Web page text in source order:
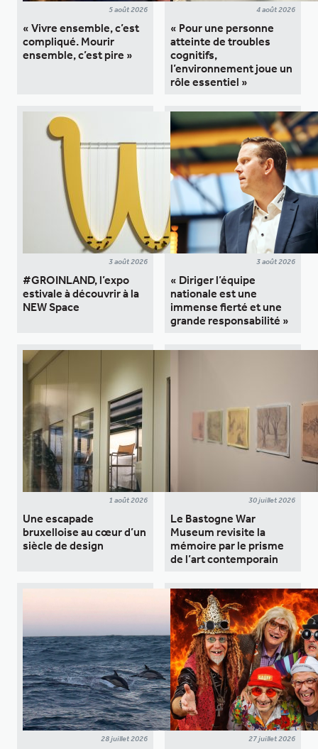
5 août 2026
« Vivre ensemble, c’est
compliqué. Mourir
ensemble, c’est pire »
4 août 2026
« Pour une personne
atteinte de troubles
cognitifs,
l’environnement joue un
rôle essentiel »
3 août 2026
#GROINLAND, l’expo
estivale à découvrir à la
NEW Space
3 août 2026
« Diriger l’équipe
nationale est une
immense fierté et une
grande responsabilité »
1 août 2026
Une escapade
bruxelloise au cœur d’un
siècle de design
30 juillet 2026
Le Bastogne War
Museum revisite la
mémoire par le prisme
de l’art contemporain
28 juillet 2026 27 juillet 2026